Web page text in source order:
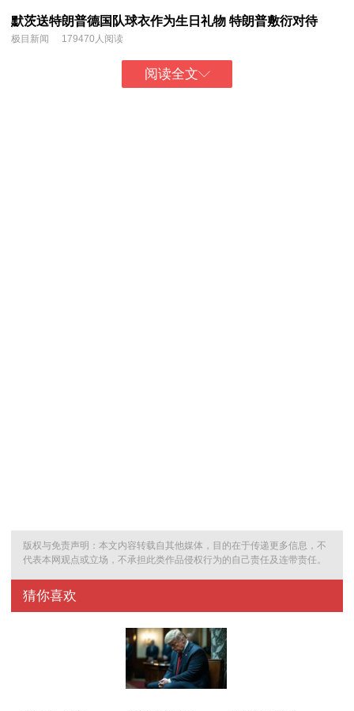
默茨送特朗普德国队球衣作为生日礼物 特朗普敷衍对待
极目新闻 179470人阅读
阅读全文
版权与免责声明：本文内容转载自其他媒体，目的在于传递更多信息，不
代表本网观点或立场，不承担此类作品侵权行为的自己责任及连带责任。
猜你喜欢